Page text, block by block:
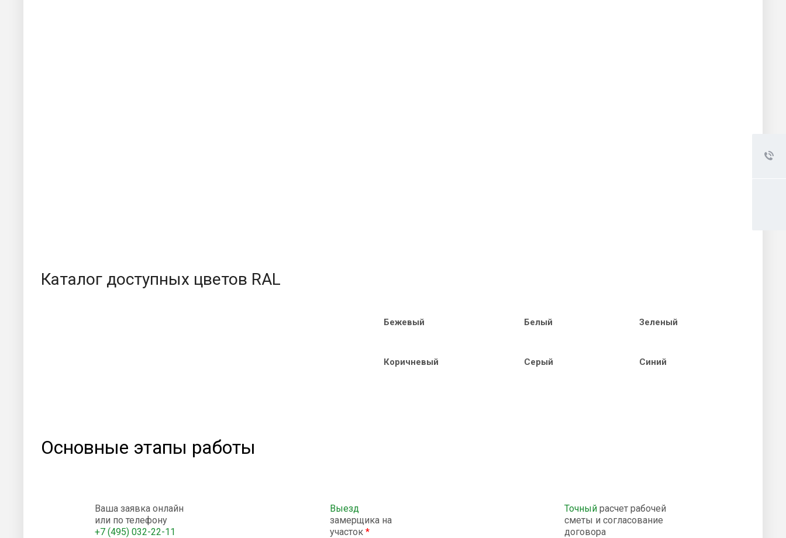
Каталог доступных цветов RAL
Бежевый Белый Зеленый
Коричневый Серый Синий
Основные этапы работы
Ваша заявка онлайн
или по телефону
+7 (495) 032-22-11
Выезд
замерщика на
участок *
Точный расчет рабочей
сметы и согласование
договора